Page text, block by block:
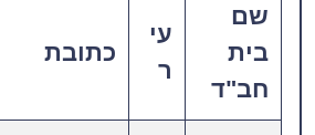
שם
בית
חב"ד
עי
ר
כתובת